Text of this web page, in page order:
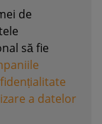
de
să fie
a datelor